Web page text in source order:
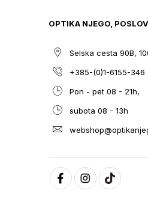
OPTIKA NJEGO,
Selska cesta 90B,
+385-(0)1-6155-346
Pon - pet 08 - 21h,
subota 08 - 13h